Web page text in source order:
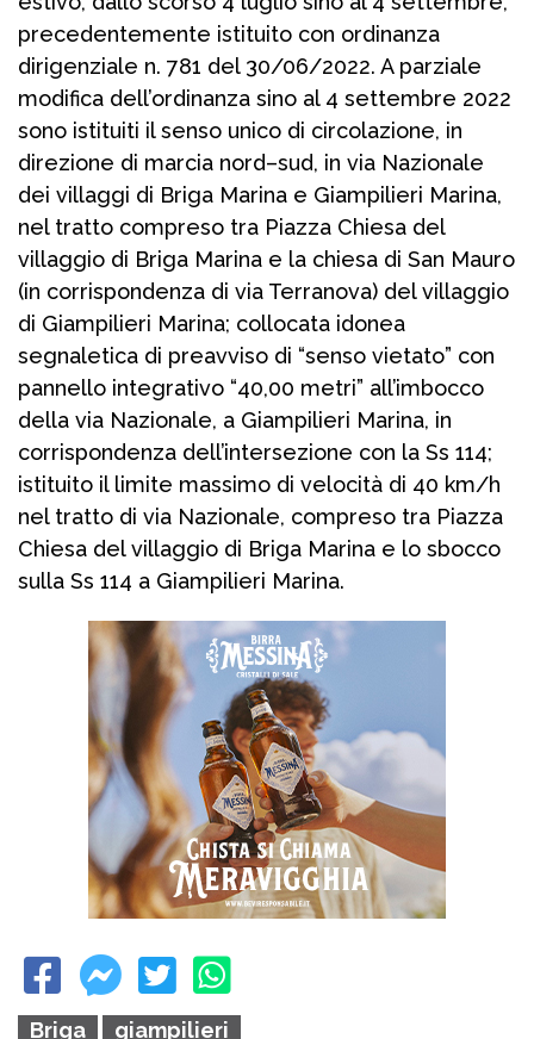
precedentemente istituito con ordinanza
dirigenziale n. 781 del 30/06/2022. A parziale
modifica dell’ordinanza sino al 4 settembre 2022
sono istituiti il senso unico di circolazione, in
direzione di marcia nord–sud, in via Nazionale
dei villaggi di Briga Marina e Giampilieri Marina,
nel tratto compreso tra Piazza Chiesa del
villaggio di Briga Marina e la chiesa di San Mauro
(in corrispondenza di via Terranova) del villaggio
di Giampilieri Marina; collocata idonea
segnaletica di preavviso di “senso vietato” con
pannello integrativo “40,00 metri” all’imbocco
della via Nazionale, a Giampilieri Marina, in
corrispondenza dell’intersezione con la Ss 114;
istituito il limite massimo di velocità di 40 km/h
nel tratto di via Nazionale, compreso tra Piazza
Chiesa del villaggio di Briga Marina e lo sbocco
sulla Ss 114 a Giampilieri Marina.
Briga
giampilieri